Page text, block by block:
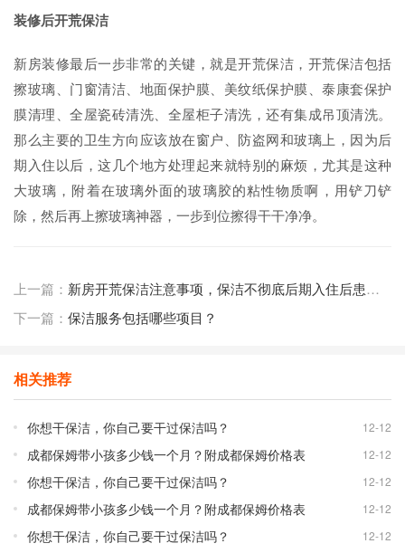
装修后开荒保洁
新房装修最后一步非常的关键，就是开荒保洁，开荒保洁包括
擦玻璃、门窗清洁、地面保护膜、美纹纸保护膜、泰康套保护
膜清理、全屋瓷砖清洗、全屋柜子清洗，还有集成吊顶清洗。
那么主要的卫生方向应该放在窗户、防盗网和玻璃上，因为后
期入住以后，这几个地方处理起来就特别的麻烦，尤其是这种
大玻璃，附着在玻璃外面的玻璃胶的粘性物质啊，用铲刀铲
除，然后再上擦玻璃神器，一步到位擦得干干净净。
上一篇： 新房开荒保洁注意事项，保洁不彻底后期入住后患无穷！
下一篇： 保洁服务包括哪些项目？
相关推荐
你想干保洁，你自己要干过保洁吗？ 12-12
成都保姆带小孩多少钱一个月？附成都保姆价格表 12-12
你想干保洁，你自己要干过保洁吗？ 12-12
成都保姆带小孩多少钱一个月？附成都保姆价格表 12-12
你想干保洁，你自己要干过保洁吗？ 12-12